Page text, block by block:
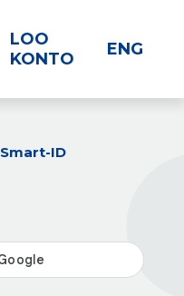
LOO
KONTO
ENG
Smart-ID